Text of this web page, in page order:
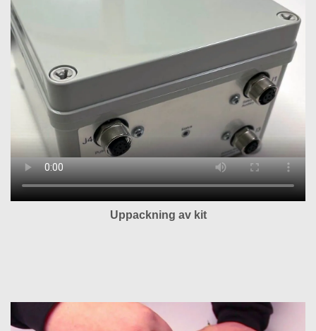
Uppackning av kit